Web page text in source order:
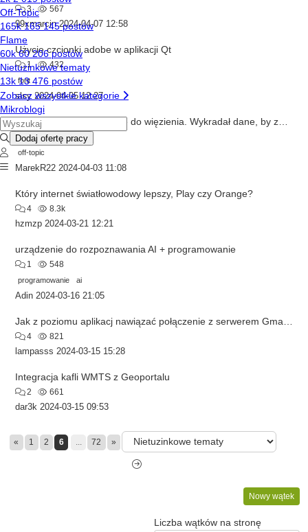
3 567
99xmarcin 2024-04-07 12:58
Użycie czcionki adobe w aplikacji Qt
1
432
font
slsy 2024-04-05 12:27
4
738
off-topic
MarekR22 2024-04-03 11:08
Który internet światłowodowy lepszy, Play czy Orange?
4 8.3k
hzmzp 2024-03-21 12:21
urządzenie do rozpoznawania AI + programowanie
1
548
programowanie
ai
Adin 2024-03-16 21:05
4 821
lampasss 2024-03-15 15:28
Integracja kafli WMTS z Geoportalu
2 661
dar3k 2024-03-15 09:53
« 1 2 6 ... 72 »
Nowy wątek
Liczba wątków na stronę